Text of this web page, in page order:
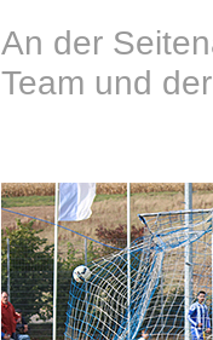
An der
Team und